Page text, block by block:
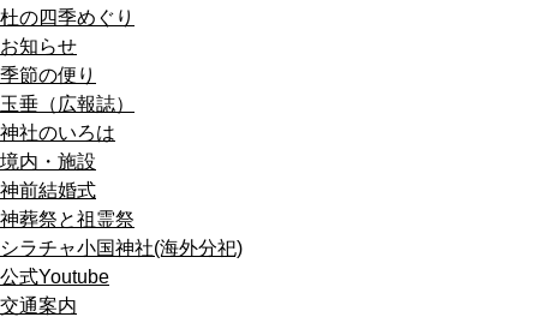
杜の四季めぐり
お知らせ
季節の便り
玉垂（広報誌）
神社のいろは
境内・施設
神前結婚式
神葬祭と祖霊祭
シラチャ小国神社(海外分祀)
公式Youtube
交通案内